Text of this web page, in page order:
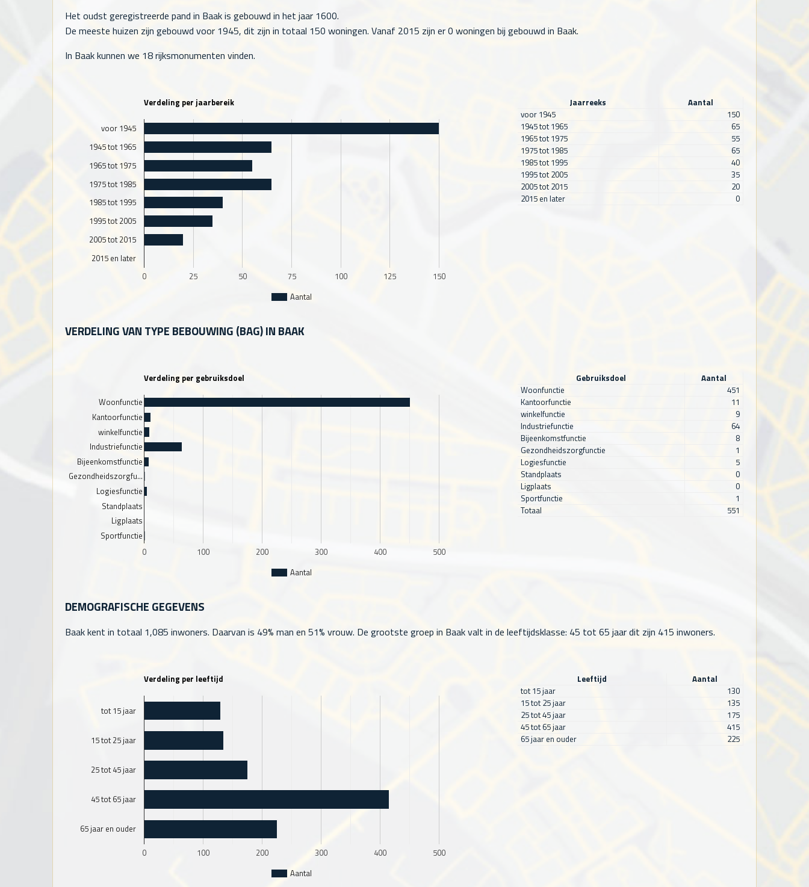
Het oudst geregistreerde pand in Baak is gebouwd in het jaar 1600.
De meeste huizen zijn gebouwd voor 1945, dit zijn in totaal 150 woningen. Vanaf 2015 zijn er0 woningen bij gebouwd in Baak.
In Baak kunnen we 18 rijksmonumenten vinden.
Verdeling per jaarbereik
Aantal
0 25 50 75 100 125 150
voor 1945
1945 tot 1965
1965 tot 1975
1975 tot 1985
1985 tot 1995
1995 tot 2005
2005 tot 2015
2015 en later
Jaarreeks
Aantal
voor 1945
150
1945 tot 1965
65
1965 tot 1975
55
1975 tot 1985
65
1985 tot 1995
40
1995 tot 2005
35
2005 tot 2015
20
2015 en later
0
VERDELING VAN TYPE BEBOUWING (BAG) IN BAAK
Verdeling per gebruiksdoel
Aantal
0 100 200 300 400 500
Woonfunctie
Kantoorfunctie
winkelfunctie
Industriefunctie
Bijeenkomstfunctie
Gezondheidszorgfu…
Logiesfunctie
Standplaats
Ligplaats
Sportfunctie
Gebruiksdoel
Aantal
Woonfunctie
451
Kantoorfunctie
11
winkelfunctie
9
Industriefunctie
64
Bijeenkomstfunctie
8
Gezondheidszorgfunctie
1
Logiesfunctie
5
Standplaats
0
Ligplaats
0
Sportfunctie
1
Totaal
551
DEMOGRAFISCHE GEGEVENS
Baak kent in totaal 1,085 inwoners. Daarvan is 49% man en 51% vrouw. De grootste groep in Baak valt in de leeftijdsklasse: 45 tot 65 jaar dit zijn 415 inwoners.
Verdeling per leeftijd
Aantal
0 100 200 300 400 500
tot 15 jaar
15 tot 25 jaar
25 tot 45 jaar
45 tot 65 jaar
65 jaar en ouder
Leeftijd
Aantal
tot 15 jaar
130
15 tot 25 jaar
135
25 tot 45 jaar
175
45 tot 65 jaar
415
65 jaar en ouder
225